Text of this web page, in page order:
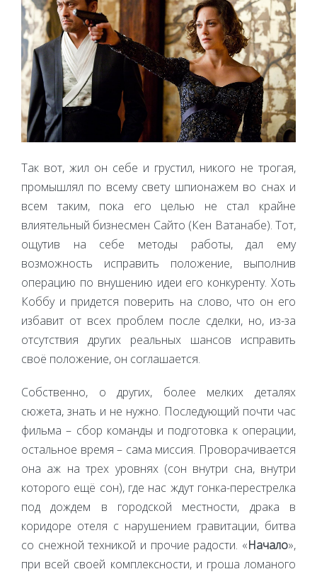
Так вот, жил он себе и грустил, никого не трогая,
промышлял по всему свету шпионажем во снах и
всем таким, пока его целью не стал крайне
влиятельный бизнесмен Сайто (Кен Ватанабе). Тот,
ощутив на себе методы работы, дал ему
возможность исправить положение, выполнив
операцию по внушению идеи его конкуренту. Хоть
Коббу и придется поверить на слово, что он его
избавит от всех проблем после сделки, но, из-за
отсутствия других реальных шансов исправить
своё положение, он соглашается.
Собственно, о других, более мелких деталях
сюжета, знать и не нужно. Последующий почти час
фильма – сбор команды и подготовка к операции,
остальное время – сама миссия. Проворачивается
она аж на трех уровнях (сон внутри сна, внутри
которого ещё сон), где нас ждут гонка-перестрелка
под дождем в городской местности, драка в
коридоре отеля с нарушением гравитации, битва
со снежной техникой и прочие радости. «Начало»,
при всей своей комплексности, и гроша ломаного